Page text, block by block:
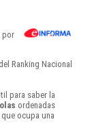
por
Ranking Nacional
para saber la
ordenadas
ocupa una